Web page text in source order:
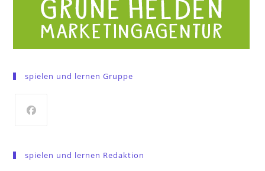
spielen und lernen Gruppe
a
spielen und lernen Redaktion